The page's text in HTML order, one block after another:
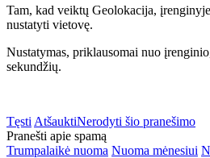
Tam, kad veiktų Geolokacija,
nustatyti vietovę.
Nustatymas, priklausomai nuo
sekundžių.
Tęsti AtšauktiNerodyti šio pranešimo
Pranešti apie spamą
Trumpalaikė nuoma Nuoma mėnesiui